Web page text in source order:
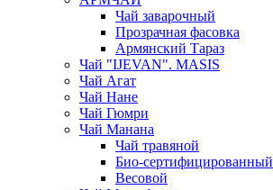
Чай заварочный
Прозрачная фасовка
Армянский Тараз
Чай "IJEVAN". MASIS
Чай Агат
Чай Нане
Чай Гюмри
Чай Манана
Чай травяной
Био-сертифицированный
Весовой